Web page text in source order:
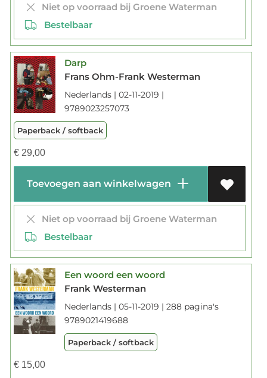
Niet op voorraad bij Groene Waterman
Bestelbaar
Darp
Frans Ohm-Frank Westerman
Nederlands | 02-11-2019 |
9789023257073
Paperback / softback
€29,00
Toevoegen aan winkelwagen
Niet op voorraad bij Groene Waterman
Bestelbaar
Een woord een woord
Frank Westerman
Nederlands | 05-11-2019 | 288 pagina's
9789021419688
Paperback / softback
€15,00